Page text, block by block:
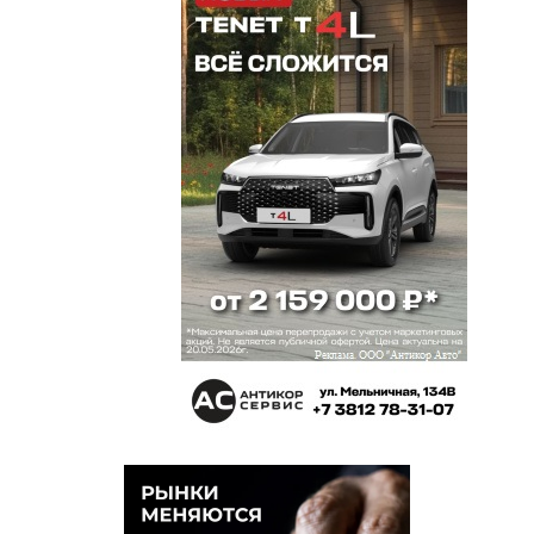
ругань и как все плохо любит обсуждать!
2 августа 2024 в 19:07:
Ага! Молодцы! Канал на ютубе посмотрите под
названием Омск без коррупции
Омск для Омичей! 2 августа 2024 в 15:29:
Гнать уралоидов [*******] тряпками из Омской
области! Марухину и Ушакова следом на выход!!!
Петрушка 2 августа 2024 в 15:21:
Заслуженная награда я считаю, человек реально
профессионально выстроил работу МРП в
регионе, предвыборка губернатора была видна и
была достойной, как и выборы Президента
киви 2 августа 2024 в 13:57:
омыч, в отставку отправляют без пирожков на